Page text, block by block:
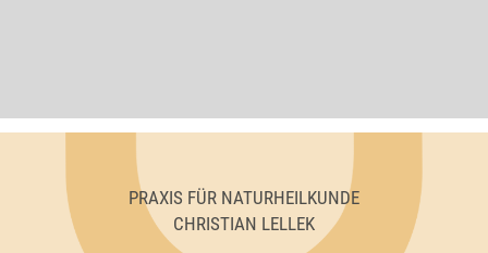
PRAXIS FÜR NATURHEILKUNDE
CHRISTIAN LELLEK